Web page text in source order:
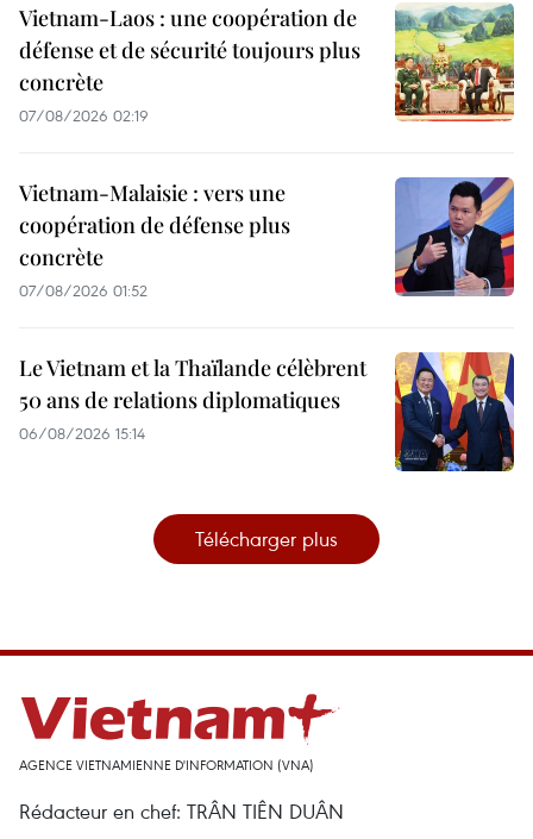
Vietnam-Laos : une coopération de
défense et de sécurité toujours plus
concrète
07/08/2026 02:19
Vietnam-Malaisie : vers une
coopération de défense plus
concrète
07/08/2026 01:52
Le Vietnam et la Thaïlande célèbrent
50 ans de relations diplomatiques
06/08/2026 15:14
Télécharger plus
AGENCE VIETNAMIENNE D'INFORMATION (VNA)
Rédacteur en chef: TRÂN TIÊN DUÂN